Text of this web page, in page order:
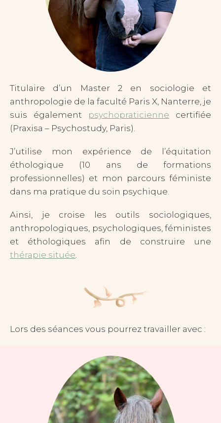
Titulaire d’un Master 2 en sociologie et
anthropologie de la faculté Paris X, Nanterre, je
suis également psychopraticienne certifiée
(Praxisa – Psychostudy, Paris).
J’utilise mon expérience de l’équitation
éthologique (10 ans de formations
professionnelles) et mon parcours féministe
dans ma pratique du soin psychique.
Ainsi, je croise les outils sociologiques,
anthropologiques, psychologiques, féministes
et éthologiques afin de construire une
thérapie située.
Lors des séances vous pourrez travailler avec :